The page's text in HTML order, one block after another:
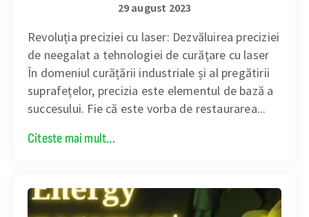
29 august 2023
Revoluția preciziei cu laser: Dezvăluirea preciziei
de neegalat a tehnologiei de curățare cu laser
În domeniul curățării industriale și al pregătirii
suprafețelor, precizia este elementul de bază a
succesului. Fie că este vorba de restaurarea...
Citeste mai mult...